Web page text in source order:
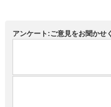
アンケート:ご意見をお聞かせ